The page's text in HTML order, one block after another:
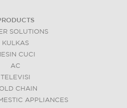
SOLUTIONS
KULKAS
CUCI
AC
TELEVISI
CHAIN
APPLIANCES